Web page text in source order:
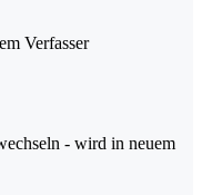
Verfasser
- wird in neuem